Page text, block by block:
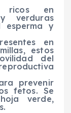
ricos en
verduras
esperma y
en
estos
del
prevenir
fetos. Se
verde,